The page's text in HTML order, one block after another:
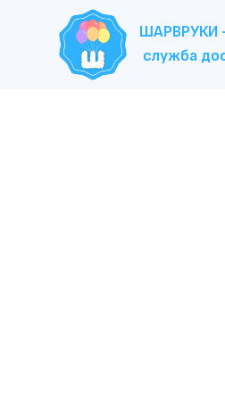
ШАРВРУКИ
служба